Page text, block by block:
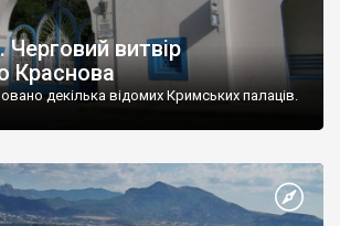
витвір
Краснова
декілька відомих Кримських палаців.